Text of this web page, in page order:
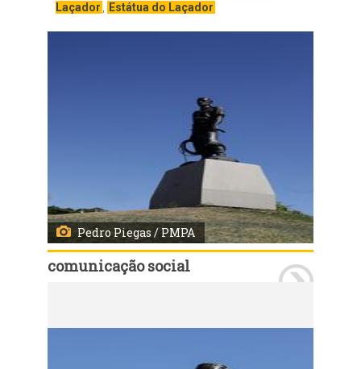
Laçador
Estátua do Laçador
Pedro Piegas / PMPA
comunicação social